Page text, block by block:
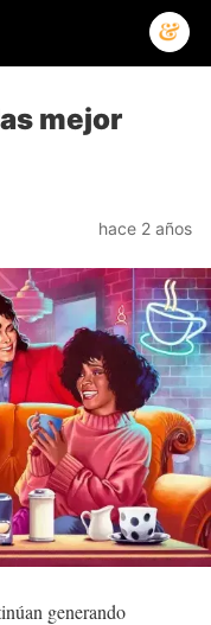
mejor
hace 2 años
generando